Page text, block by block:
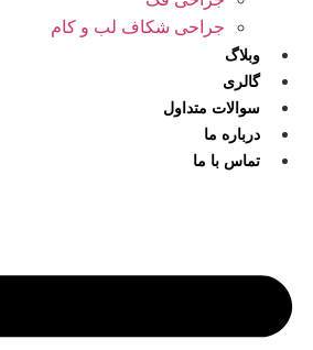
جراحی شکاف لب و کام
وبلاگ
گالری
سوالات متداول
درباره ما
تماس با ما